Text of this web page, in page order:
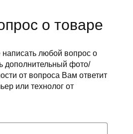
о товаре
любой вопрос о
дополнительный фото/
от вопроса Вам ответит
или технолог от